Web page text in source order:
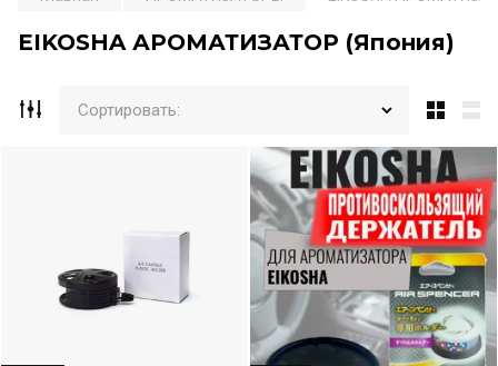
EIKOSHA АРОМАТИЗАТОР (Япония)
Сортировать: